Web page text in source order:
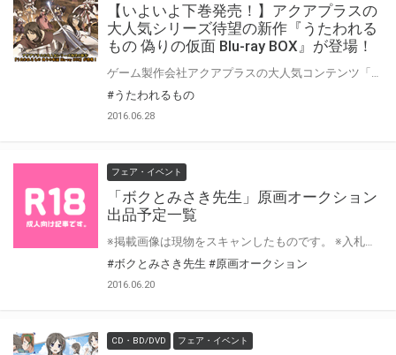
【いよいよ下巻発売！】アクアプラスの
大人気シリーズ待望の新作『うたわれる
もの 偽りの仮面 Blu-ray BOX』が登場！
#うたわれるもの
2016.06.28
フェア・イベント
「ボクとみさき先生」原画オークション
出品予定一覧
#ボクとみさき先生 #原画オークション
2016.06.20
CD・BD/DVD フェア・イベント